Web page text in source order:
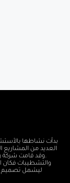
العديد من المشاريع
والتشطيبات فكان
ليشمل تصميم